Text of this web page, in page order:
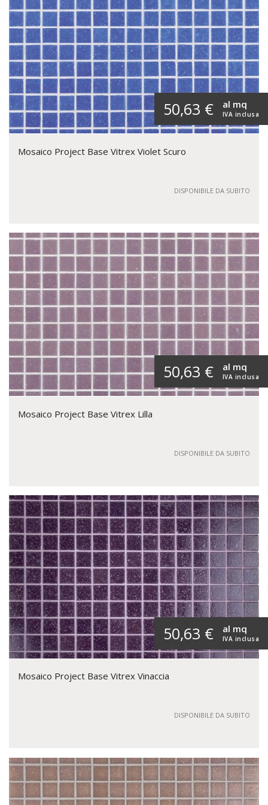
50,63 € IVA inclusa
al mq
Mosaico Project Base Vitrex Violet Scuro
DISPONIBILE DA SUBITO
50,63 € IVA inclusa
al mq
Mosaico Project Base Vitrex Lilla
DISPONIBILE DA SUBITO
50,63 € IVA inclusa
al mq
Mosaico Project Base Vitrex Vinaccia
DISPONIBILE DA SUBITO